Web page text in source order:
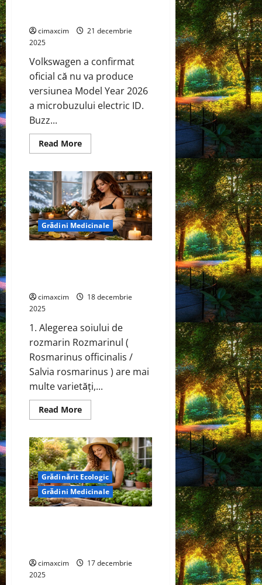
cimaxcim
21 decembrie
2025
Volkswagen a confirmat
oficial că nu va produce
versiunea Model Year 2026
a microbuzului electric ID.
Buzz...
Read MoreRead
more
oprește
producția
ID.
Buzz
pentru
2026.
Modelul
electric‑retro
intră
Grădini Medicinale
cimaxcim
18 decembrie
2025
1. Alegerea soiului de
rozmarin Rozmarinul (
Rosmarinus officinalis /
Salvia rosmarinus ) are mai
multe varietăți,...
Read MoreRead
more
–
Cum
să-
l
cultivi
acasă
și
utilizările
lui
Grădinărit Ecologic
Grădini Medicinale
cimaxcim
17 decembrie
2025